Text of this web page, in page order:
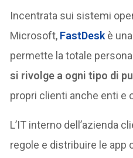
Incentrata sui sistemi
Microsoft, FastDeskè
permette la totale
si rivolge a ogni tipo di
propri clienti anche enti e
L’IT interno dell’azienda
regole e distribuire le app